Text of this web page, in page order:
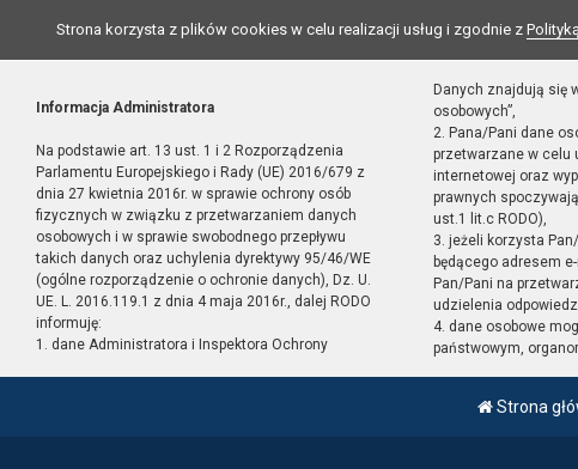
Strona korzysta z plików cookies w celu realizacji usług i zgodnie z
Informacja Administratora
Na podstawie art. 13 ust. 1 i 2 Rozporządzenia
Parlamentu Europejskiego i Rady (UE) 2016/679 z
dnia 27 kwietnia 2016r. w sprawie ochrony osób
fizycznych w związku z przetwarzaniem danych
osobowych i w sprawie swobodnego przepływu
takich danych oraz uchylenia dyrektywy 95/46/WE
(ogólne rozporządzenie o ochronie danych), Dz. U.
UE. L. 2016.119.1 z dnia 4 maja 2016r., dalej RODO
informuję:
1. dane Administratora i Inspektora Ochrony
Danych znajdują się
osobowych”,
2. Pana/Pani dane
przetwarzane w celu
internetowej oraz
prawnych
ust.1 lit.c RODO),
3. jeżeli korzysta
będącego adresem
Pan/Pani na
udzielenia
4. dane osobowe
państwowym,
Strona